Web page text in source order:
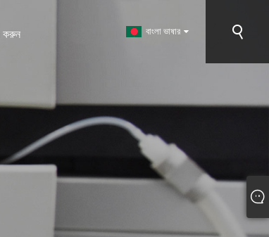
করুন বাংলা ভাষার